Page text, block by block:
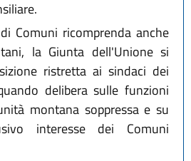
Comuni ricomprenda anche
la Giunta dell'Unione si
ristretta ai sindaci dei
delibera sulle funzioni
montana soppressa e su
interesse dei Comuni